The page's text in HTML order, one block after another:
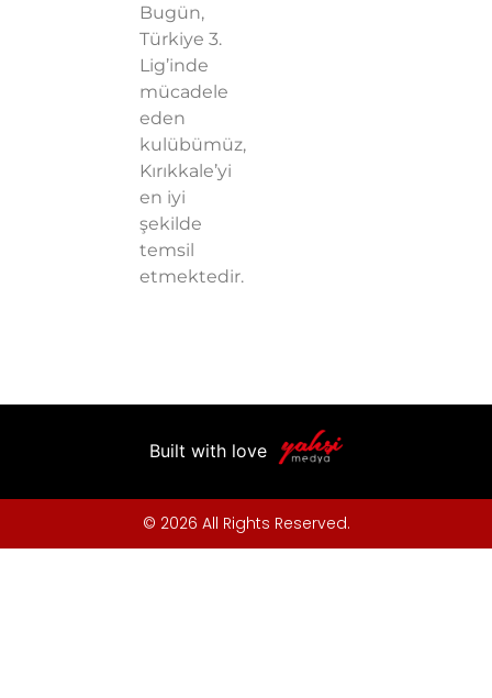
Bugün,
Türkiye 3.
Lig’inde
mücadele
eden
kulübümüz,
Kırıkkale’yi
en iyi
şekilde
temsil
etmektedir.
Built with love
© 2026 All Rights Reserved.